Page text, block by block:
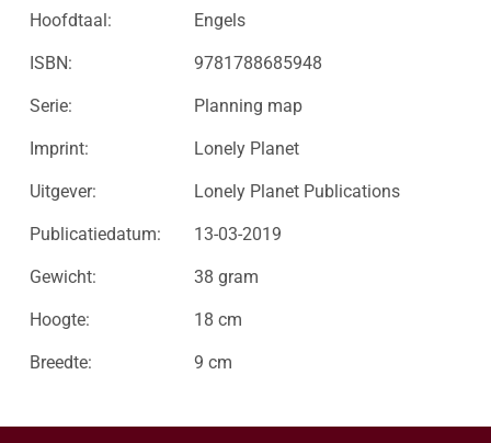
Hoofdtaal: Engels
ISBN: 9781788685948
Serie: Planning map
Imprint: Lonely Planet
Uitgever: Lonely Planet Publications
Publicatiedatum: 13-03-2019
Gewicht: 38 gram
Hoogte: 18 cm
Breedte: 9 cm